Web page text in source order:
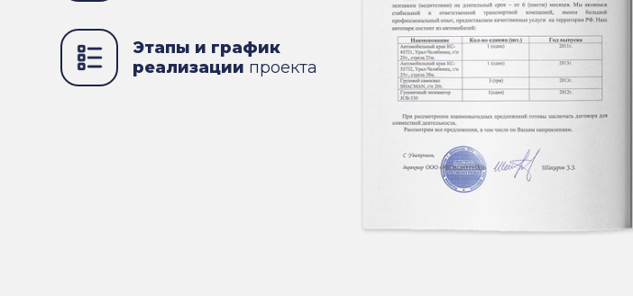
Этапы и график
реализации проекта